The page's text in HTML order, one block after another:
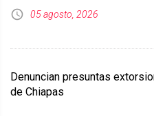
05 agosto, 2026
Denuncian presuntas
de Chiapas